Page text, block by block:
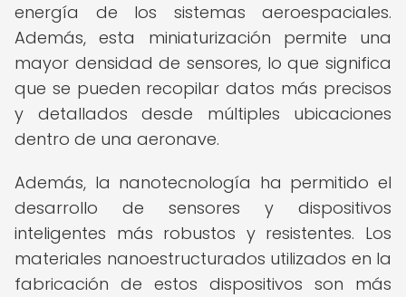
energía de los sistemas aeroespaciales.
Además, esta miniaturización permite una
mayor densidad de sensores, lo que significa
que se pueden recopilar datos más precisos
y detallados desde múltiples ubicaciones
dentro de una aeronave.
Además, la nanotecnología ha permitido el
desarrollo de sensores y dispositivos
inteligentes más robustos y resistentes. Los
materiales nanoestructurados utilizados en la
fabricación de estos dispositivos son más